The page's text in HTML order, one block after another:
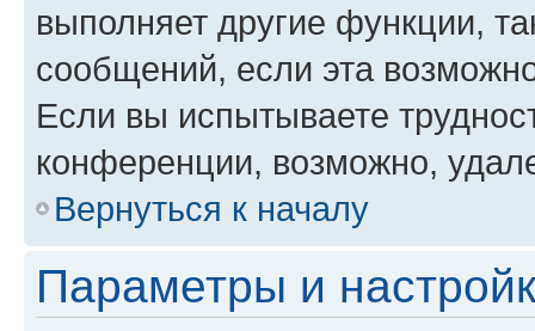
выполняет другие функции,
сообщений, если эта
Если вы испытываете
конференции, возможно,
Вернуться к началу
Параметры и